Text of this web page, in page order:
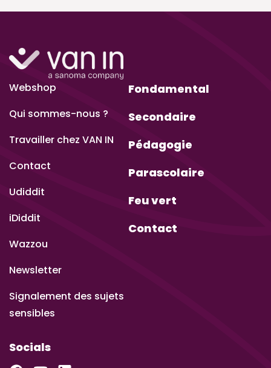
Webshop
Qui sommes-nous ?
Travailler chez VAN IN
Contact
Udiddit
iDiddit
Wazzou
Newsletter
Signalement des sujets
sensibles
Fondamental
Secondaire
Pédagogie
Parascolaire
Feu vert
Contact
Socials